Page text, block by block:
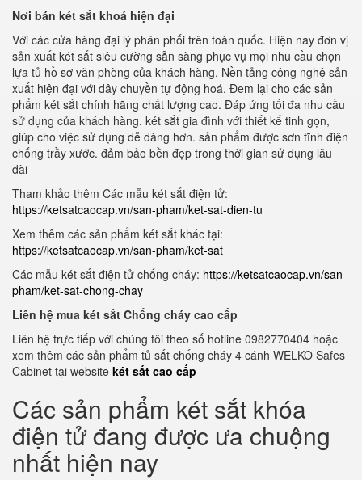
Nơi bán két sắt khoá hiện đại
Với các cửa hàng đại lý phân phối trên toàn quốc. Hiện nay đơn vị
sản xuất két sắt siêu cường sẵn sàng phục vụ mọi nhu cầu chọn
lựa tủ hồ sơ văn phòng của khách hàng. Nền tảng công nghệ sản
xuất hiện đại với dây chuyền tự động hoá. Đem lại cho các sản
phẩm két sắt chính hãng chất lượng cao. Đáp ứng tối đa nhu cầu
sử dụng của khách hàng. két sắt gia đình với thiết kế tinh gọn,
giúp cho việc sử dụng dễ dàng hơn. sản phẩm được sơn tĩnh điện
chống trầy xước. đảm bảo bền đẹp trong thời gian sử dụng lâu
dài
Tham khảo thêm Các mẫu két sắt điện tử:
https://ketsatcaocap.vn/san-pham/ket-sat-dien-tu
Xem thêm các sản phẩm két sắt khác tại:
https://ketsatcaocap.vn/san-pham/ket-sat
Các mẫu két sắt điện tử chống cháy: https://ketsatcaocap.vn/san-
pham/ket-sat-chong-chay
Liên hệ mua két sắt Chống cháy cao cấp
Liên hệ trực tiếp với chúng tôi theo số hotline 0982770404 hoặc
xem thêm các sản phẩm tủ sắt chống cháy 4 cánh WELKO Safes
Cabinet tại website két sắt cao cấp
Các sản phẩm két sắt khóa
điện tử đang được ưa chuộng
nhất hiện nay